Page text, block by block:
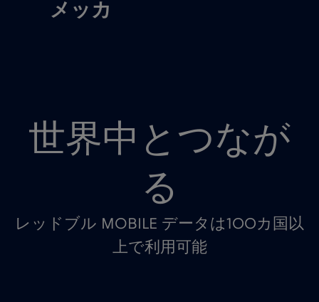
メッカ
世界中とつなが
る
レッドブル MOBILE データは100カ国以
上で利用可能